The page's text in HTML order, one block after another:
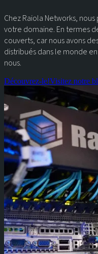
Chez Raiola Networks,
votre domaine. En termes
couverts, car nous avons
distribués dans le monde
nous.
Découvrez-le!Visitez notre